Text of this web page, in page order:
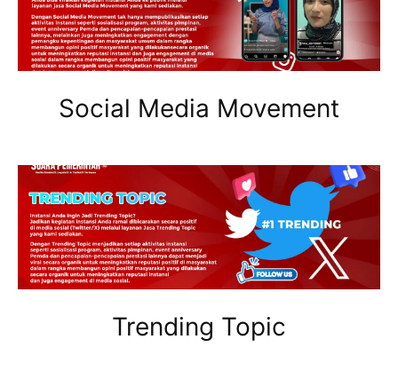
Social Media Movement
Trending Topic